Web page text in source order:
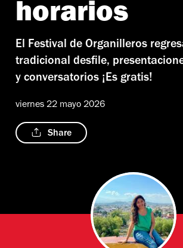
horarios
El Festival de Organilleros
tradicional desfile,
y conversatorios ¡Es gratis!
viernes 22 mayo 2026
Share